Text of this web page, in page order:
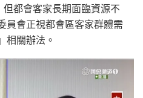
都會客家長期面臨資源不
員會正視都會區客家群體需
相關辦法。